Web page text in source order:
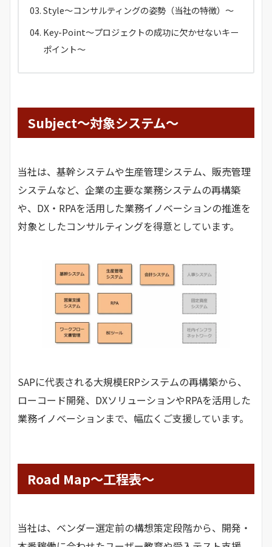
Style～コンサルティングの姿勢（当社の特徴）～
Key-Point～プロジェクトの成功に欠かせないキー
ポイント～
Subject～対象システム～
当社は、基幹システムや生産管理システム、販売管理
システムなど、企業の主要な業務システムの再構築
や、DX・RPAを活用した業務イノベーションの推進を
対象としたコンサルティングを得意としています。
SAPに代表される大規模ERPシステムの再構築から、
ローコード開発、DXソリューションやRPAを活用した
業務イノベーションまで、幅広くご支援しています。
Road Map～工程表～
当社は、ベンダー選定前の構想策定段階から、開発・